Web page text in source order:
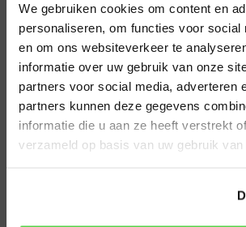
We gebruiken cookies om content en
personaliseren, om functies voor social
en om ons websiteverkeer te
informatie over uw gebruik van onze
partners voor social media, adverteren
partners kunnen deze gegevens
informatie die u aan ze heeft verstrekt
verzameld op basis van uw gebruik
Noord Holland
Zuid Holland
Noord Brabant
Gelderland
Utrecht
Overijssel
Zeeland
Amsterdam
Almere
Hillegom
Den Bosch
Eindhoven
Den Haag
Leiden
Middelburg
Nijmegen
Roosendaal
Rotterdam